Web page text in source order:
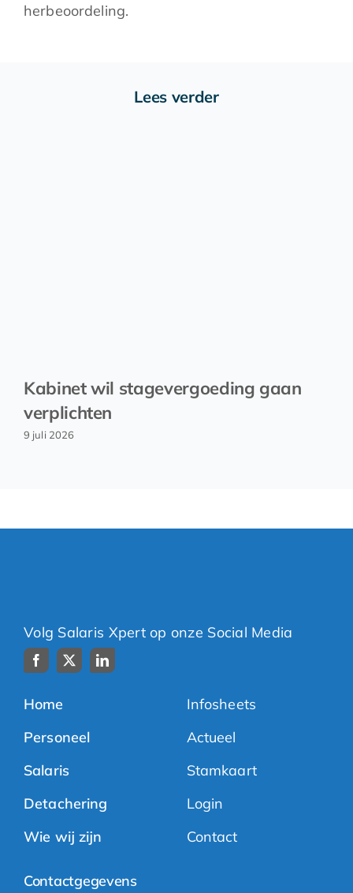
herbeoordeling.
Lees verder
Kabinet wil stagevergoeding gaan
verplichten
9 juli 2026
Volg Salaris Xpert op onze Social Media
Home
Personeel
Salaris
Detachering
Wie wij zijn
Infosheets
Actueel
Stamkaart
Login
Contact
Contactgegevens